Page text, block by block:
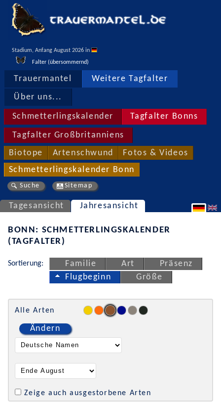
Stadium, Anfang August 2026 in
Falter (übersommernd)
Trauermantel Weitere Tagfalter
Über uns...
Schmetterlingskalender Tagfalter Bonns
Tagfalter Großbritanniens
Biotope Artenschwund Fotos & Videos
Schmetterlingskalender Bonn
Suche Sitemap
Tagesansicht Jahresansicht
BONN: SCHMETTERLINGSKALENDER
(TAGFALTER)
Sortierung: Familie Art
Präsenz
Flugbeginn
Größe
Alle Arten
Ändern
Zeige auch ausgestorbene Arten